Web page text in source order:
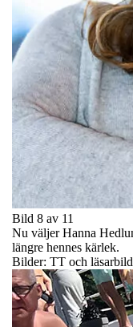
Bild 8 av 11
Nu väljer Hanna
längre hennes kärlek.
Bilder: TT och läsarbild